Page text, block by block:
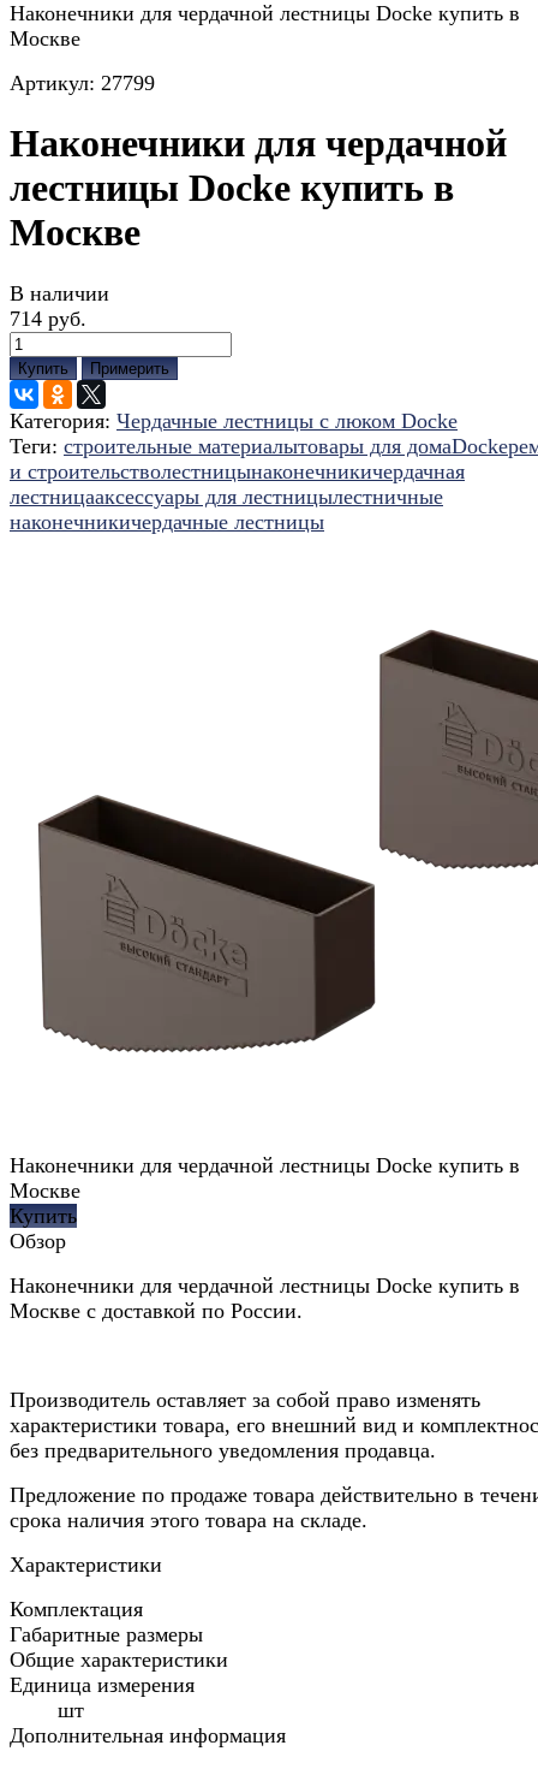
Наконечники для чердачной лестницы Docke купить в
Москве
Артикул: 27799
Наконечники для чердачной
лестницы Docke купить в
Москве
В наличии
714 руб.
Купить Примерить
Категория: Чердачные лестницы с люком Docke
Теги: строительные материалытовары для домаDocke
и строительстволестницынаконечникичердачная
лестницааксессуары для лестницылестничные
наконечникичердачные лестницы
Наконечники для чердачной лестницы Docke купить в
Москве
Купить
Обзор
Наконечники для чердачной лестницы Docke купить в
Москве с доставкой по России.
Производитель оставляет за собой право изменять
характеристики товара, его внешний вид и
без предварительного уведомления продавца.
Предложение по продаже товара действительно в
срока наличия этого товара на складе.
Характеристики
Комплектация
Габаритные размеры
Общие характеристики
Единица измерения
шт
Дополнительная информация